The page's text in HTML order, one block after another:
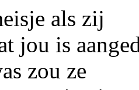
als zij
jou is
zou ze